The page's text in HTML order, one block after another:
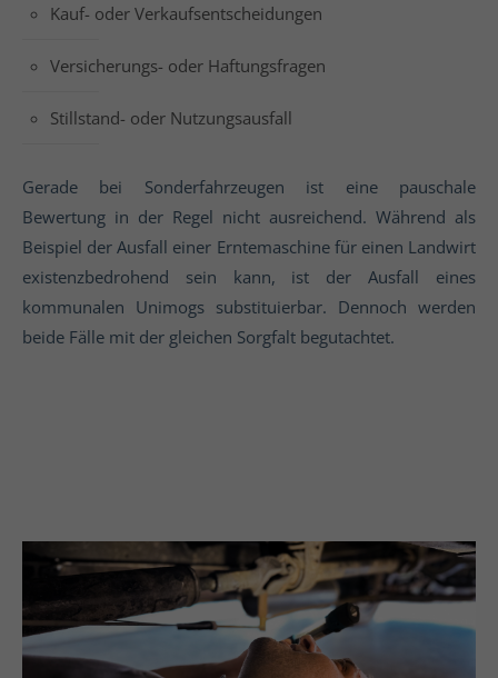
Kauf- oder Verkaufsentscheidungen
Versicherungs- oder Haftungsfragen
Stillstand- oder Nutzungsausfall
Gerade bei Sonderfahrzeugen ist eine pauschale
Bewertung in der Regel nicht ausreichend. Während als
Beispiel der Ausfall einer Erntemaschine für einen Landwirt
existenzbedrohend sein kann, ist der Ausfall eines
kommunalen Unimogs substituierbar. Dennoch werden
beide Fälle mit der gleichen Sorgfalt begutachtet.